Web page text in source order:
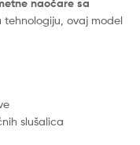
tehnologiju, ovaj model
slušalica